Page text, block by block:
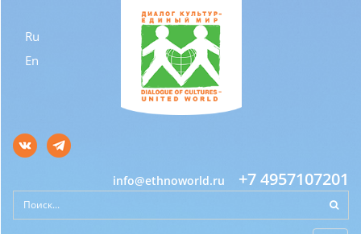
Ru
En
info@ethnoworld.ru +7 4957107201